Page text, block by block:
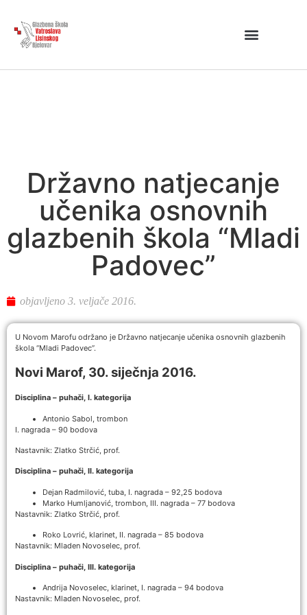
Državno natjecanje
učenika osnovnih
glazbenih škola “Mladi
Padovec”
objavljeno 3. veljače 2016.
U Novom Marofu održano je Državno natjecanje učenika osnovnih glazbenih
škola “Mladi Padovec”.
Novi Marof, 30. siječnja 2016.
Disciplina – puhači, I. kategorija
Antonio Sabol, trombon
I. nagrada – 90 bodova
Nastavnik: Zlatko Strčić, prof.
Disciplina – puhači, II. kategorija
Dejan Radmilović, tuba, I. nagrada – 92,25 bodova
Marko Humljanović, trombon, III. nagrada – 77 bodova
Nastavnik: Zlatko Strčić, prof.
Roko Lovrić, klarinet, II. nagrada – 85 bodova
Nastavnik: Mladen Novoselec, prof.
Disciplina – puhači, III. kategorija
Andrija Novoselec, klarinet, I. nagrada – 94 bodova
Nastavnik: Mladen Novoselec, prof.